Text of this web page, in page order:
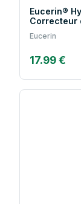
Eucerin®
Correcteur
Eucerin
17.99 €